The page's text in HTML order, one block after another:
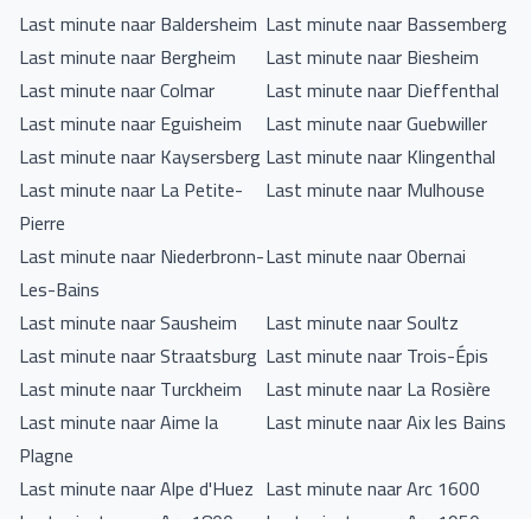
Last minute naar Baldersheim Last minute naar Bassemberg
Last minute naar Bergheim
Last minute naar Biesheim
Last minute naar Colmar
Last minute naar Dieffenthal
Last minute naar Eguisheim
Last minute naar Guebwiller
Last minute naar Kaysersberg Last minute naar Klingenthal
Last minute naar La Petite-
Pierre
Last minute naar Mulhouse
Last minute naar Niederbronn-
Les-Bains
Last minute naar Obernai
Last minute naar Sausheim
Last minute naar Soultz
Last minute naar Straatsburg Last minute naar Trois-Épis
Last minute naar Turckheim
Last minute naar La Rosière
Last minute naar Aime la
Plagne
Last minute naar Aix les Bains
Last minute naar Alpe d'Huez Last minute naar Arc 1600
Last minute naar Arc 1800
Last minute naar Arc 1950